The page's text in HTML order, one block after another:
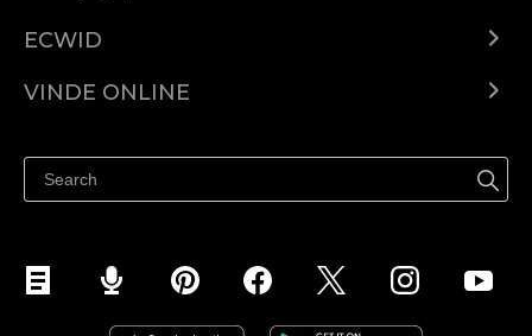
ECWID
Prețuri
VINDE ONLINE
Vinde pe Facebook
Vinde pe Instagram